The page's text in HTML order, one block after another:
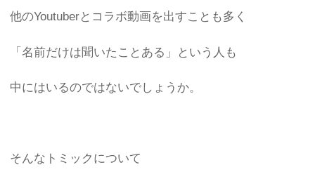
他のYoutuberとコラボ動画を出すことも多く
「名前だけは聞いたことある」という人も
中にはいるのではないでしょうか。
そんなトミックについて